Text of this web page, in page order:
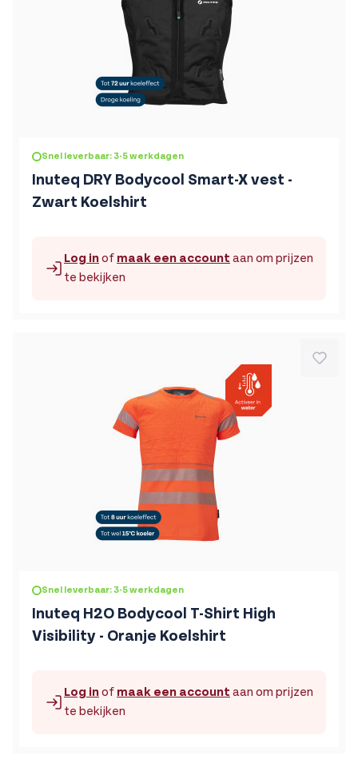
Snel leverbaar: 3-5 werkdagen
Inuteq DRY Bodycool Smart-X vest -
Zwart Koelshirt
De prijs is afhankelijk van de gekozen opties op de
Log inof maak een account aan om prijzen
te bekijken
Snel leverbaar: 3-5 werkdagen
Inuteq H2O Bodycool T-Shirt High
Visibility - Oranje Koelshirt
De prijs is afhankelijk van de gekozen opties op de
Log inof maak een account aan om prijzen
te bekijken